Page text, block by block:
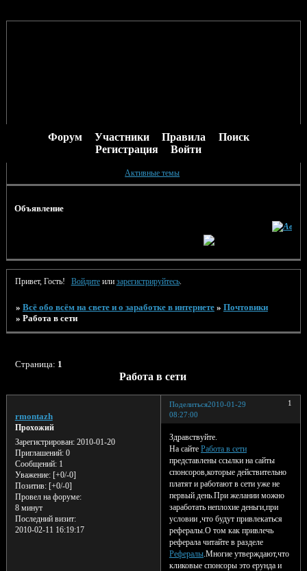
Форум Участники Правила
Поиск
Регистрация
Войти
Активные темы
Объявление
Привет, Гость! Войдитеили зарегистрируйтесь.
» Всё обо всём на свете и о заработке в интернете » Почтовики
» Работа в сети
Работа в сети
Страница: 1
Поделиться 1
2010-01-29
08:27:00
rmontazh
Прохожий
Зарегистрирован: 2010-01-20
Приглашений:0
Сообщений:1
Уважение: [+0/-0]
Позитив: [+0/-0]
Провел на форуме:
8 минут
Последний визит:
2010-02-11 16:19:17
Здравствуйте.
На сайте Работа в сети
представлены ссылки на сайты
спонсоров,которые действительно
платят и работают в сети уже не
первый день.При желании можно
заработать неплохие деньги,при
условии ,что будут привлекаться
рефералы.О том как привлечь
реферала читайте в разделе
Рефералы.Многие утверждают,что
кликовые спонсоры это ерунда и